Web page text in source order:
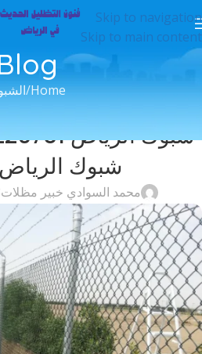
Skip to navigation
Skip to main content
Home
شبوك
محمد السوادي خبير مظلات